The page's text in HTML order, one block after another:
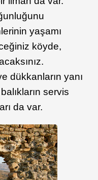
yaşamı
köyde,
dükkanların yanı
servis
da var.